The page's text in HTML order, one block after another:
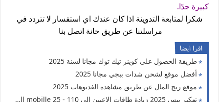
كبيرة جدًا.
شكرا لمتابعة التدوينة اذا كان عندك اي استفسار لا تتردد في
مراسلتنا عن طريق خانة اتصل بنا
اقرا ايضا
طريقة الحصول على كوينز تيك توك مجانا لسنة 2025
أفضل موقع لشحن شدات ببجي مجانا 2025
موقع ربح المال عن طريق مشاهدة الفديوهات 2025
تهكير بيس 2025 زيادة طاقات الاعبين الى 110 - efootball mobille 25